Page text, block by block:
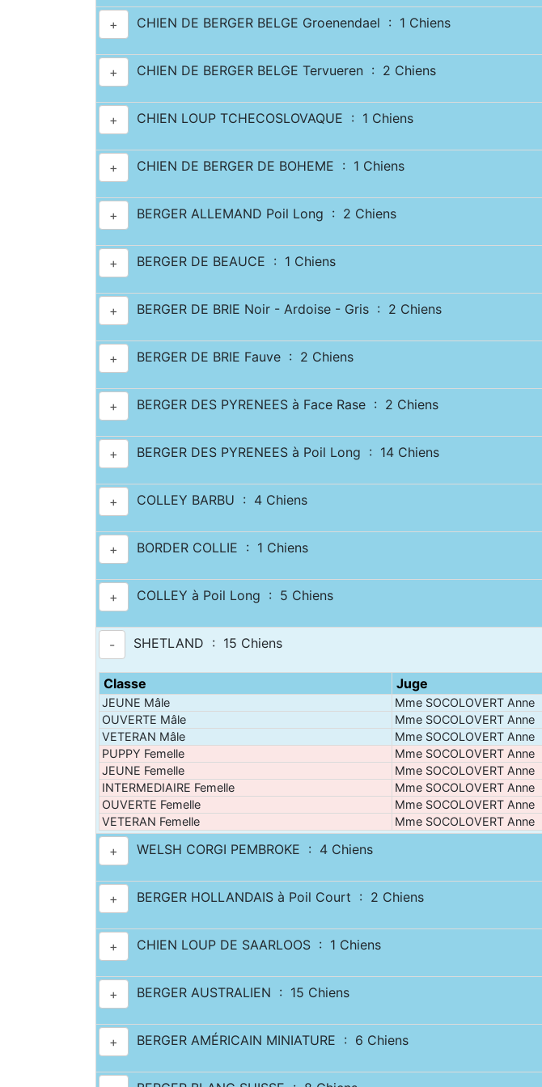
+ CHIEN DE BERGER BELGE Groenendael : 1 Chiens
+ CHIEN DE BERGER BELGE Tervueren : 2 Chiens
+ CHIEN LOUP TCHECOSLOVAQUE : 1 Chiens
+ CHIEN DE BERGER DE BOHEME : 1 Chiens
+ BERGER ALLEMAND Poil Long : 2 Chiens
+ BERGER DE BEAUCE : 1 Chiens
+ BERGER DE BRIE Noir - Ardoise - Gris : 2 Chiens
+ BERGER DE BRIE Fauve : 2 Chiens
+ BERGER DES PYRENEES à Face Rase : 2 Chiens
+ BERGER DES PYRENEES à Poil Long : 14 Chiens
+ COLLEY BARBU : 4 Chiens
+ BORDER COLLIE : 1 Chiens
+ COLLEY à Poil Long : 5 Chiens
- SHETLAND : 15 Chiens
Classe Juge
JEUNE Mâle Mme SOCOLOVERT Anne
OUVERTE Mâle
Mme SOCOLOVERT Anne
VETERAN Mâle
Mme SOCOLOVERT Anne
PUPPY Femelle
Mme SOCOLOVERT Anne
JEUNE Femelle
Mme SOCOLOVERT Anne
INTERMEDIAIRE Femelle
Mme SOCOLOVERT Anne
OUVERTE Femelle
Mme SOCOLOVERT Anne
VETERAN Femelle
Mme SOCOLOVERT Anne
+ WELSH CORGI PEMBROKE : 4 Chiens
+ BERGER HOLLANDAIS à Poil Court : 2 Chiens
+ CHIEN LOUP DE SAARLOOS : 1 Chiens
+ BERGER AUSTRALIEN : 15 Chiens
+ BERGER AMÉRICAIN MINIATURE : 6 Chiens